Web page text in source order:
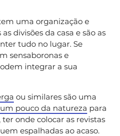
uma organização e
divisões da casa e são as
tudo no lugar. Se
sensaboronas e
integrar a sua
ou similares são uma
pouco da natureza para
onde colocar as revistas
espalhadas ao acaso.